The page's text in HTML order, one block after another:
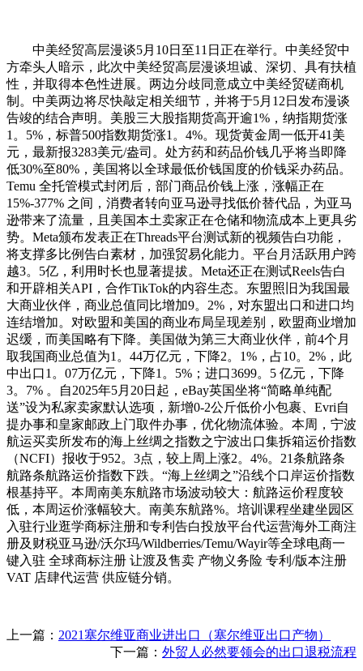
中美经贸高层漫谈5月10日至11日正在举行。中美经贸中
方牵头人暗示，此次中美经贸高层漫谈坦诚、深切、具有扶植
性，并取得本色性进展。两边分歧同意成立中美经贸磋商机
制。中美两边将尽快敲定相关细节，并将于5月12日发布漫谈
告竣的结合声明。美股三大股指期货高开逾1%，纳指期货涨
1。5%，标普500指数期货涨1。4%。现货黄金周一低开41美
元，最新报3283美元/盎司。处方药和药品价钱几乎将当即降
低30%至80%，美国将以全球最低价钱国度的价钱采办药品。
Temu 全托管模式封闭后，部门商品价钱上涨，涨幅正在
15%-377% 之间，消费者转向亚马逊寻找低价替代品，为亚马
逊带来了流量，且美国本土卖家正在仓储和物流成本上更具劣
势。Meta颁布发表正在Threads平台测试新的视频告白功能，
将支撑多比例告白素材，加强贸易化能力。平台月活跃用户跨
越3。5亿，利用时长也显著提拔。Meta还正在测试Reels告白
和开辟相关API，合作TikTok的内容生态。东盟照旧为我国最
大商业伙伴，商业总值同比增加9。2%，对东盟出口和进口均
连结增加。对欧盟和美国的商业布局呈现差别，欧盟商业增加
迟缓，而美国略有下降。美国做为第三大商业伙伴，前4个月
取我国商业总值为1。44万亿元，下降2。1%，占10。2%，此
中出口1。07万亿元，下降1。5%；进口3699。5 亿元，下降
3。7% 。自2025年5月20日起，eBay英国坐将“简略单纯配
送”设为私家卖家默认选项，新增0-2公斤低价小包裹、Evri自
提办事和皇家邮政上门取件办事，优化物流体验。本周，宁波
航运买卖所发布的海上丝绸之指数之宁波出口集拆箱运价指数
（NCFI）报收于952。3点，较上周上涨2。4%。21条航路条
航路条航路运价指数下跌。“海上丝绸之”沿线个口岸运价指数
根基持平。本周南美东航路市场波动较大：航路运价程度较
低，本周运价涨幅较大。南美东航路%。培训课程坐建坐园区
入驻行业逛学商标注册和专利告白投放平台代运营海外工商注
册及财税亚马逊/沃尔玛/Wildberries/Temu/Wayir等全球电商一
键入驻 全球商标注册 让渡及售卖 产物义务险 专利/版本注册
VAT 店肆代运营 供应链分销。
上一篇： 2021塞尔维亚商业进出口（塞尔维亚出口产物）
下一篇： 外贸人必然要领会的出口退税流程